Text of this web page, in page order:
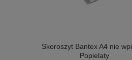
Skoroszyt Bantex A4 nie
Popielaty